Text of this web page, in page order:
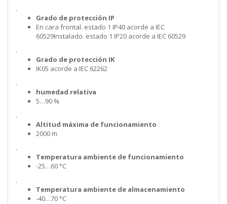
.
Grado de protección IP
En cara frontal. estado 1 IP40 acorde a IEC
60529Instalado. estado 1 IP20 acorde a IEC 60529
.
Grado de protección IK
IK05 acorde a IEC 62262
.
humedad relativa
5…90 %
.
Altitud máxima de funcionamiento
2000 m
.
Temperatura ambiente de funcionamiento
-25…60 °C
.
Temperatura ambiente de almacenamiento
-40…70 °C